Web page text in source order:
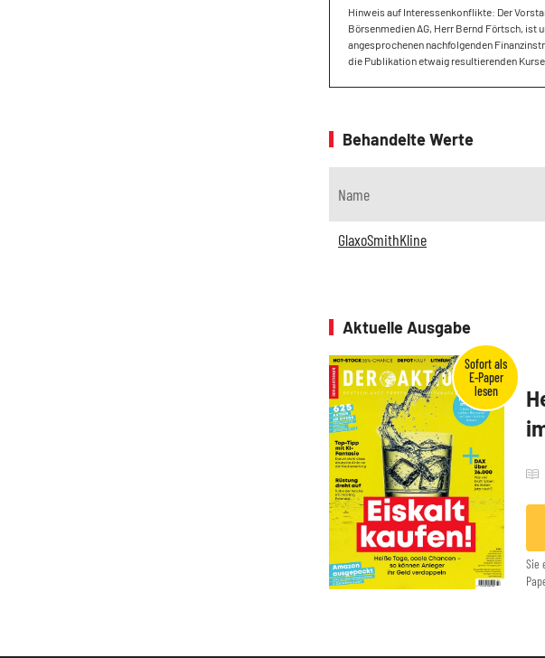
Hinweis auf Interessenkonflikte: Der
Börsenmedien AG, Herr Bernd Förtsch,
angesprochenen nachfolgenden
die Publikation etwaig resultierenden
Behandelte Werte
Name
GlaxoSmithKline
Aktuelle Ausgabe
Sie